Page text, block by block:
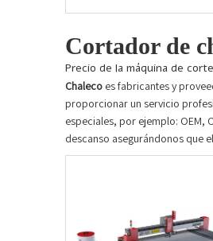
Cortador de
Precio de la máquina de
Chaleco es fabricantes y
proporcionar un servicio
especiales, por ejemplo: OEM,
descanso asegurándonos que